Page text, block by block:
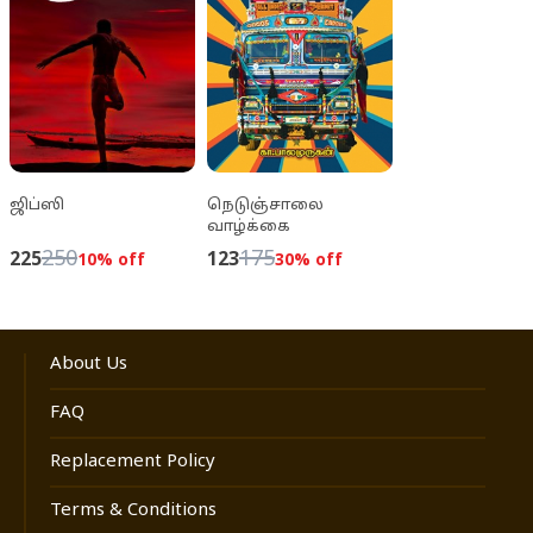
ஜிப்ஸி
22525010% off
நெடுஞ்சாலை
வாழ்க்கை
12317530% off
About Us
FAQ
Replacement Policy
Terms & Conditions